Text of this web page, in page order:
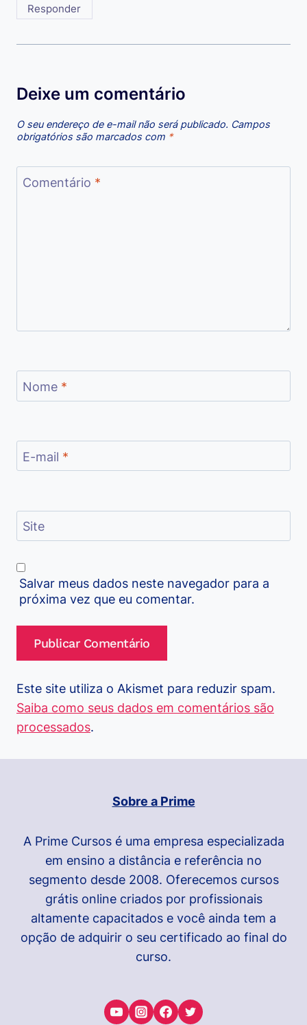
Responder
Deixe um comentário
O seu endereço de e-mail não será publicado. Campos
obrigatórios são marcados com *
Comentário *
Nome *
E-mail *
Site
Salvar meus dados neste navegador para a
próxima vez que eu comentar.
Este site utiliza o Akismet para reduzir spam.
Saiba como seus dados em comentários são
processados.
Sobre a Prime
A Prime Cursos é uma empresa especializada
em ensino a distância e referência no
segmento desde 2008. Oferecemos cursos
grátis online criados por profissionais
altamente capacitados e você ainda tem a
opção de adquirir o seu certificado ao final do
curso.